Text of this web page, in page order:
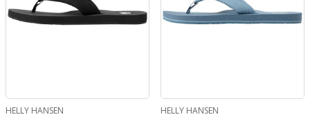
HELLY HANSEN HELLY HANSEN